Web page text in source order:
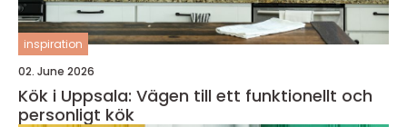
inspiration
02. June 2026
Kök i Uppsala: Vägen till ett funktionellt och
personligt kök